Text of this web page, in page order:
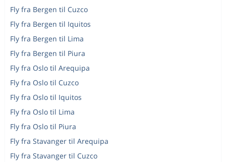
Fly fra Bergen til Cuzco
Fly fra Bergen til Iquitos
Fly fra Bergen til Lima
Fly fra Bergen til Piura
Fly fra Oslo til Arequipa
Fly fra Oslo til Cuzco
Fly fra Oslo til Iquitos
Fly fra Oslo til Lima
Fly fra Oslo til Piura
Fly fra Stavanger til Arequipa
Fly fra Stavanger til Cuzco